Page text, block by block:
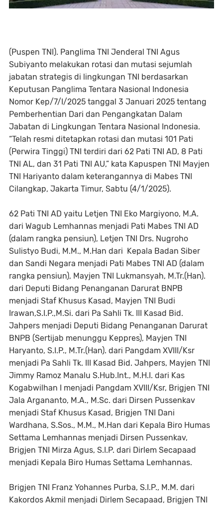
(Puspen TNI). Panglima TNI Jenderal TNI Agus
Subiyanto melakukan rotasi dan mutasi sejumlah
jabatan strategis di lingkungan TNI berdasarkan
Keputusan Panglima Tentara Nasional Indonesia
Nomor Kep/7/I/2025 tanggal 3 Januari 2025 tentang
Pemberhentian Dari dan Pengangkatan Dalam
Jabatan di Lingkungan Tentara Nasional Indonesia.
“Telah resmi ditetapkan rotasi dan mutasi 101 Pati
(Perwira Tinggi) TNI terdiri dari 62 Pati TNI AD, 8 Pati
TNI AL, dan 31 Pati TNI AU,” kata Kapuspen TNI Mayjen
TNI Hariyanto dalam keterangannya di Mabes TNI
Cilangkap, Jakarta Timur, Sabtu (4/1/2025).
62 Pati TNI AD yaitu Letjen TNI Eko Margiyono, M.A.
dari Wagub Lemhannas menjadi Pati Mabes TNI AD
(dalam rangka pensiun), Letjen TNI Drs. Nugroho
Sulistyo Budi, M.M., M.Han dari Kepala Badan Siber
dan Sandi Negara menjadi Pati Mabes TNI AD (dalam
rangka pensiun), Mayjen TNI Lukmansyah, M.Tr.(Han).
dari Deputi Bidang Penanganan Darurat BNPB
menjadi Staf Khusus Kasad, Mayjen TNI Budi
Irawan,S.I.P.,M.Si. dari Pa Sahli Tk. III Kasad Bid.
Jahpers menjadi Deputi Bidang Penanganan Darurat
BNPB (Sertijab menunggu Keppres), Mayjen TNI
Haryanto, S.I.P., M.Tr.(Han). dari Pangdam XVIII/Ksr
menjadi Pa Sahli Tk. III Kasad Bid. Jahpers, Mayjen TNI
Jimmy Ramoz Manalu S.Hub.Int., M.H.I. dari Kas
Kogabwilhan I menjadi Pangdam XVIII/Ksr, Brigjen TNI
Jala Argananto, M.A., M.Sc. dari Dirsen Pussenkav
menjadi Staf Khusus Kasad, Brigjen TNI Dani
Wardhana, S.Sos., M.M., M.Han dari Kepala Biro Humas
Settama Lemhannas menjadi Dirsen Pussenkav,
Brigjen TNI Mirza Agus, S.I.P. dari Dirlem Secapaad
menjadi Kepala Biro Humas Settama Lemhannas.
Brigjen TNI Franz Yohannes Purba, S.I.P., M.M. dari
Kakordos Akmil menjadi Dirlem Secapaad, Brigjen TNI